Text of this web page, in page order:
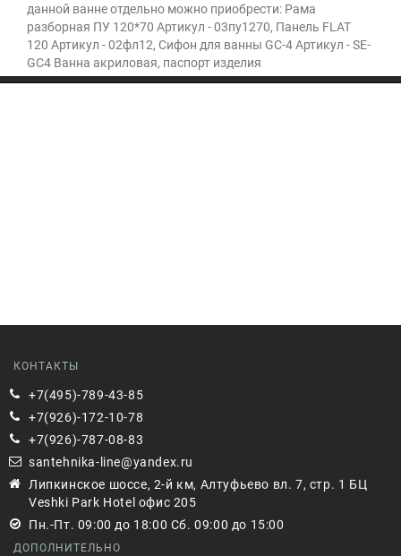
данной ванне отдельно можно приобрести: Рама
разборная ПУ 120*70 Артикул - 03пу1270, Панель FLAT
120 Артикул - 02фл12, Сифон для ванны GC-4 Артикул - SE-
GC4 Ванна акриловая, паспорт изделия
КОНТАКТЫ
+7(495)-789-43-85
+7(926)-172-10-78
+7(926)-787-08-83
santehnika-line@yandex.ru
Липкинское шоссе, 2-й км, Алтуфьево вл. 7, стр. 1 БЦ
Veshki Park Hotel офис 205
Пн.-Пт. 09:00 до 18:00 Сб. 09:00 до 15:00
ДОПОЛНИТЕЛЬНО